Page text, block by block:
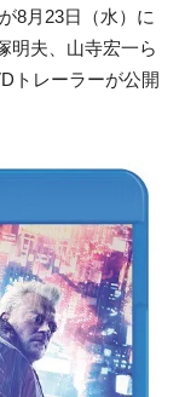
8月23日（水）に
明夫、山寺宏一ら
トレーラーが公開